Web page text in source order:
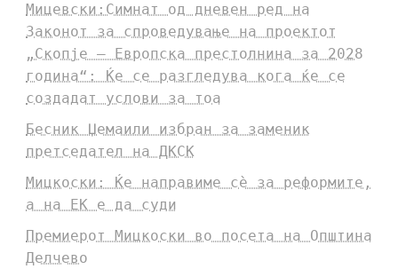
Мицевски:Симнат од дневен ред на
Законот за спроведување на проектот
„Скопје – Европска престолнина за 2028
година“: Ќе се разгледува кога ќе се
создадат услови за тоа
Бесник Џемаили избран за заменик
претседател на ДКСК
Мицкоски: Ќе направиме сè за реформите,
а на ЕК е да суди
Премиерот Мицкоски во посета на Општина
Делчево